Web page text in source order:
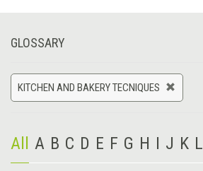
GLOSSARY
KITCHEN AND BAKERY TECNIQUES
All A B C D E F G H I J K L